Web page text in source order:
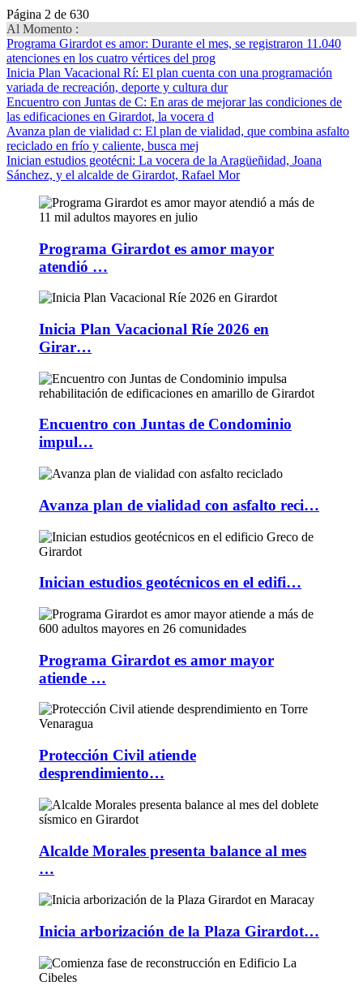
Página 2 de 630
Al Momento :
Programa Girardot es amor: Durante el mes, se registraron 11.040
atenciones en los cuatro vértices del prog
Inicia Plan Vacacional Rí: El plan cuenta con una programación
variada de recreación, deporte y cultura dur
Encuentro con Juntas de C: En aras de mejorar las condiciones de
las edificaciones en Girardot, la vocera d
Avanza plan de vialidad c: El plan de vialidad, que combina asfalto
reciclado en frío y caliente, busca mej
Inician estudios geotécni: La vocera de la Aragüeñidad, Joana
Sánchez, y el alcalde de Girardot, Rafael Mor
Programa Girardot es amor mayor
atendió …
Inicia Plan Vacacional Ríe 2026 en
Girar…
Encuentro con Juntas de Condominio
impul…
Avanza plan de vialidad con asfalto reci…
Inician estudios geotécnicos en el edifi…
Programa Girardot es amor mayor
atiende …
Protección Civil atiende
desprendimiento…
Alcalde Morales presenta balance al mes
…
Inicia arborización de la Plaza Girardot…